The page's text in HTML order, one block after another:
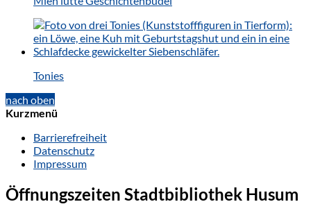
Tonies
nach oben
Kurzmenü
Barrierefreiheit
Datenschutz
Impressum
Öffnungszeiten Stadtbibliothek Husum